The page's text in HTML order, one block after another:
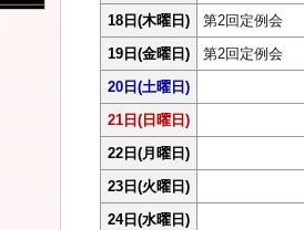
18日 (木曜日)
第2回定例会
19日 (金曜日)
第2回定例会
20日 (土曜日)
21日 (日曜日)
22日 (月曜日)
23日 (火曜日)
24日 (水曜日)